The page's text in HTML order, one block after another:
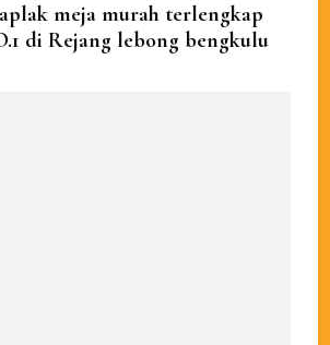
meja murah terlengkap
di Rejang lebong bengkulu